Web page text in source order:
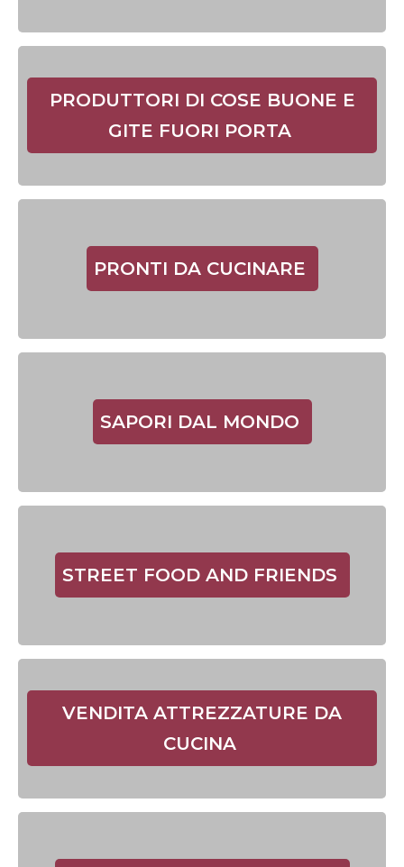
PRODUTTORI DI COSE BUONE E
GITE FUORI PORTA
PRONTI DA CUCINARE
SAPORI DAL MONDO
STREET FOOD AND FRIENDS
VENDITA ATTREZZATURE DA
CUCINA